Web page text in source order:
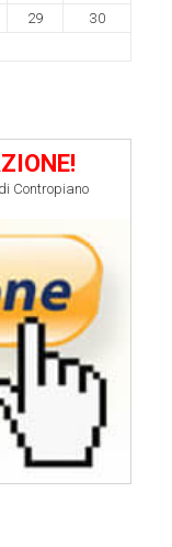
29
30
Contropiano